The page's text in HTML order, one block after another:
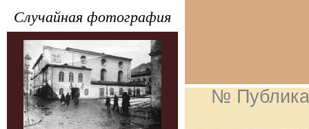
Случайная фотография
№